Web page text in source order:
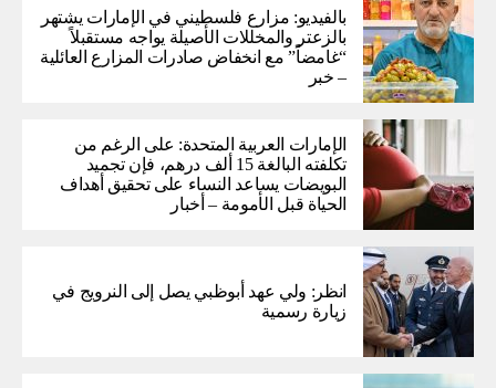
بالفيديو: مزارع فلسطيني في الإمارات يشتهر
بالزعتر والمخللات الأصيلة يواجه مستقبلاً
“غامضاً” ​​مع انخفاض صادرات المزارع العائلية
– خبر
الإمارات العربية المتحدة: على الرغم من
تكلفته البالغة 15 ألف درهم، فإن تجميد
البويضات يساعد النساء على تحقيق أهداف
الحياة قبل الأمومة – أخبار
انظر: ولي عهد أبوظبي يصل إلى النرويج في
زيارة رسمية